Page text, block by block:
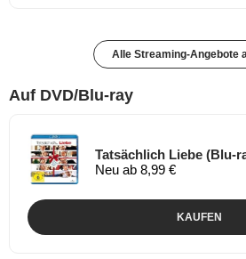
Alle Streaming-Angebote
Auf DVD/Blu-ray
Tatsächlich Liebe (Blu-
Neu ab 8,99 €
KAUFEN